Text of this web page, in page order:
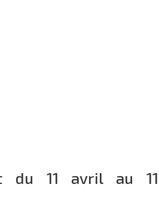
du 11 avril au 11